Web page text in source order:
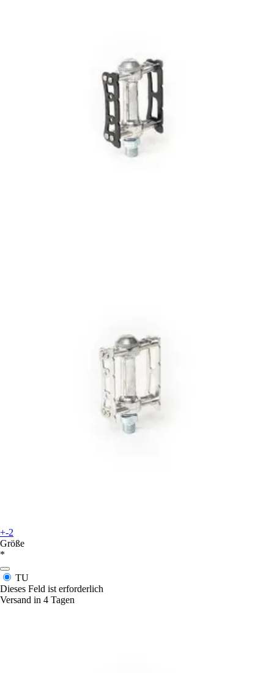
+-2
Größe
*
TU
Dieses Feld ist erforderlich
Versand in 4 Tagen